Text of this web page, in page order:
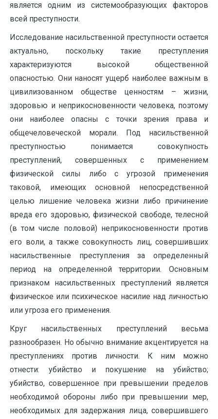
является одним из системообразующих факторов
всей преступности.
Исследование насильственной преступности остается
актуально, поскольку такие преступления
характеризуются высокой общественной
опасностью. Они наносят ущерб наиболее важным в
цивилизованном обществе ценностям – жизни,
здоровью и неприкосновенности человека, поэтому
они наиболее опасны с точки зрения права и
общечеловеческой морали. Под насильственной
преступностью понимается совокупность
преступлений, совершенных с применением
физической силы либо с угрозой применения
таковой, имеющих основной непосредственной
целью лишение человека жизни либо причинение
вреда его здоровью, физической свободе, телесной
(в том числе половой) неприкосновенности против
его воли, а также совокупность лиц, совершивших
насильственные преступления за определенный
период на определенной территории. Основным
признаком насильственных преступлений является
физическое или психическое насилие над личностью
или угроза его применения.
Круг насильственных преступлений весьма
разнообразен. Но обычно внимание акцентируется на
преступлениях против личности. К ним можно
отнести: убийство и покушение на убийство;
убийство, совершенное при превышении пределов
необходимой обороны либо при превышении мер,
необходимых для задержания лица, совершившего